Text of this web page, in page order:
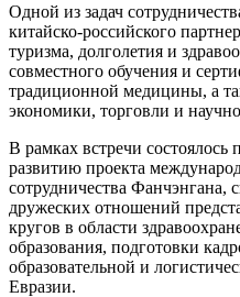
Одной из задач
китайско-российского
туризма, долголетия и
совместного обучения и
традиционной медицины, а
экономики, торговли и
В рамках встречи
развитию проекта
сотрудничества Фанчэнгана,
дружеских отношений
кругов в области
образования, подготовки
образовательной и
Евразии.